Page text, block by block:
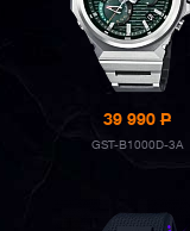
39 990P
GST-B1000D-3A